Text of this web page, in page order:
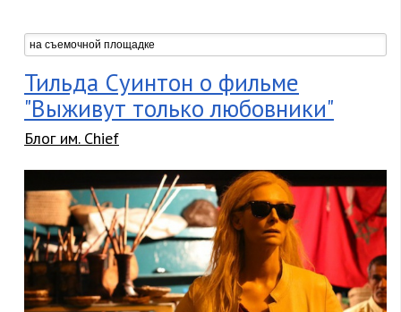
Тильда Суинтон о фильме
"Выживут только любовники"
Блог им. Chief